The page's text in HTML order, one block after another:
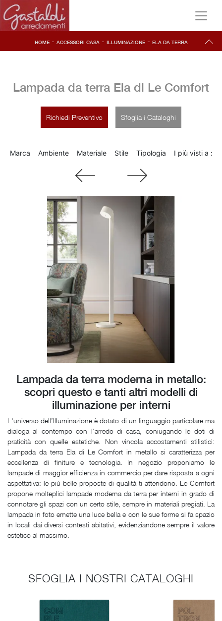
HOME- ACCESSORI CASA- ILLUMINAZIONE - ELA DA TERRA
Lampada da terra Ela di Le Comfort
Richiedi Preventivo Sfoglia i Cataloghi
Marca Ambiente Materiale Stile Tipologia I più visti a :
Lampada da terra moderna in metallo:
scopri questo e tanti altri modelli di
illuminazione per interni
L'universo dell’Illuminazione è dotato di un linguaggio particolare ma
dialoga al contempo con l'arredo di casa, coniugando le doti di
praticità con quelle estetiche. Non vincola accostamenti stilistici:
Lampada da terra Ela di Le Comfort in metallo si caratterizza per
eccellenza di finiture e tecnologia. In negozio proponiamo le
lampade di maggior efficienza in commercio per dare risposta a ogni
aspettativa: le più belle proposte di qualità ti attendono. Le Comfort
propone molteplici lampade moderna da terra per interni in grado di
connotare gli spazi con un certo stile, sempre in materiali pregiati. La
lampada in foto emette una luce bella e con le sue forme si fa spazio
in locali dai diversi contesti abitativi, evidenziandone sempre il valore
estetico al massimo.
SFOGLIA I NOSTRI CATALOGHI